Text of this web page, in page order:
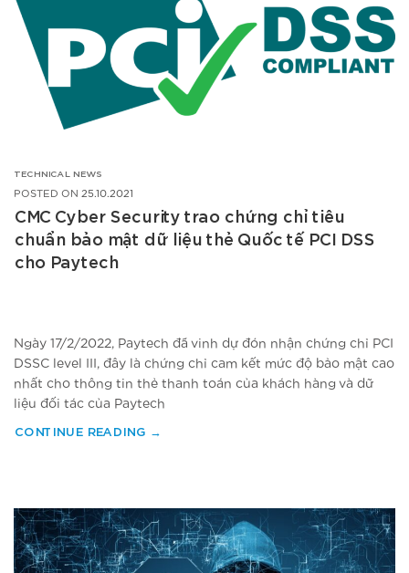
TECHNICAL NEWS
POSTED ON 25.10.2021
CMC Cyber Security trao chứng chỉ tiêu
chuẩn bảo mật dữ liệu thẻ Quốc tế PCI DSS
cho Paytech
Ngày 17/2/2022, Paytech đã vinh dự đón nhận chứng chỉ PCI
DSSC level III, đây là chứng chỉ cam kết mức độ bảo mật cao
nhất cho thông tin thẻ thanh toán của khách hàng và dữ
liệu đối tác của Paytech
CONTINUE READING →